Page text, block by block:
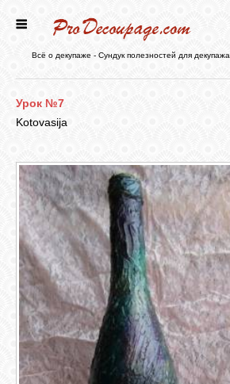
ФОРУМ
СТАТЬИ
КАРТИНКИ
ВИДЕО
Всё о декупаже - Сундук полезностей для декупажа
Урок №7
Kotovasija